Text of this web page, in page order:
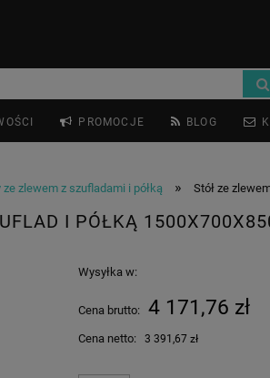
PROMOCJE BLOG
ze zlewem z szufladami i półką » Stół ze
I PÓŁKĄ
Wysyłka w:
Cena brutto: 4 171,76 zł
Cena netto: 3 391,67 zł